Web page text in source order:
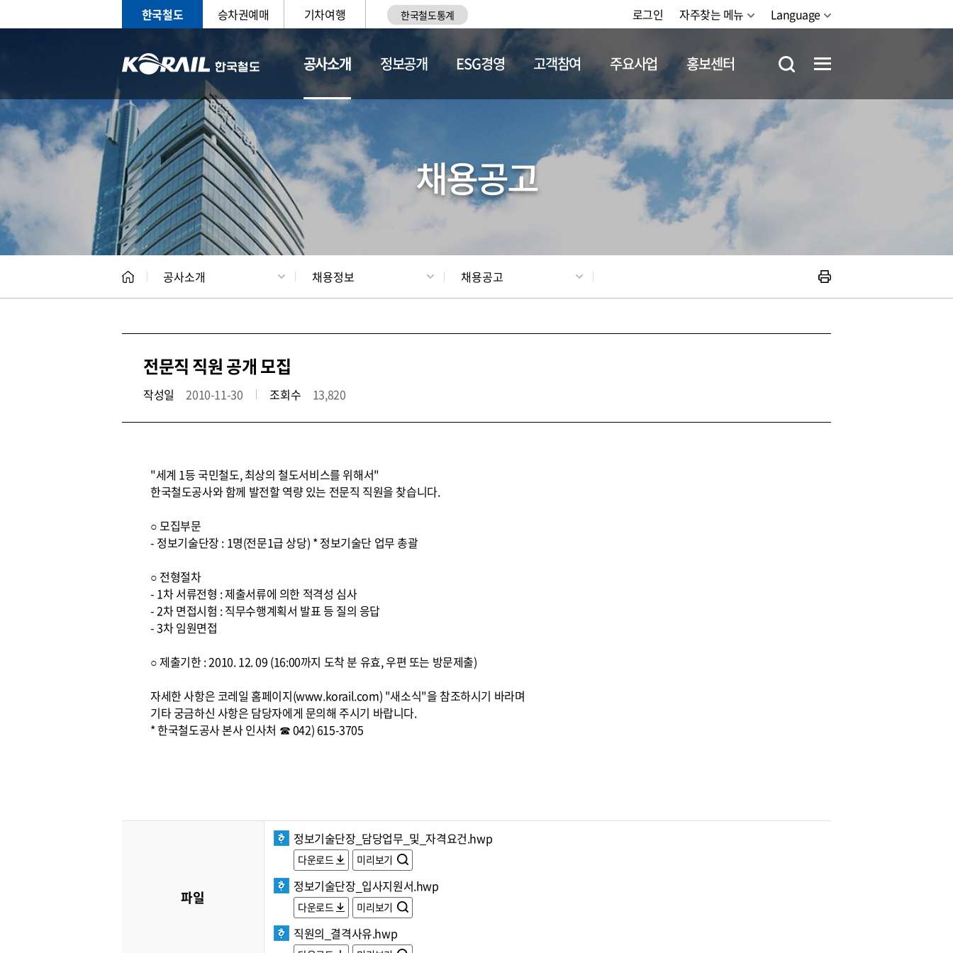
한국철도 승차권예매 기차여행 한국철도통계 로그인 자주찾는 메뉴 Language
공사소개
CEO 일반현황 채용정보
정보공개 ESG경영 고객참여 주요사업 홍보센터
채용공고
공사소개 채용정보 채용공고
전문직 직원 공개 모집
작성일 2010-11-30 조회수 13,820
"세계 1등 국민철도, 최상의 철도서비스를 위해서"
한국철도공사와 함께 발전할 역량 있는 전문직 직원을 찾습니다.
○ 모집부문
- 정보기술단장 : 1명(전문1급 상당) * 정보기술단 업무 총괄
○ 전형절차
- 1차 서류전형 : 제출서류에 의한 적격성 심사
- 2차 면접시험 : 직무수행계획서 발표 등 질의 응답
- 3차 임원면접
○ 제출기한 : 2010. 12. 09 (16:00까지 도착 분 유효, 우편 또는 방문제출)
자세한 사항은 코레일 홈페이지(www.korail.com) "새소식"을 참조하시기 바라며
기타 궁금하신 사항은 담당자에게 문의해 주시기 바랍니다.
* 한국철도공사 본사 인사처 ☎ 042) 615-3705
파일
정보기술단장_담당업무_및_자격요건.hwp
다운로드 미리보기
정보기술단장_입사지원서.hwp
다운로드 미리보기
직원의_결격사유.hwp